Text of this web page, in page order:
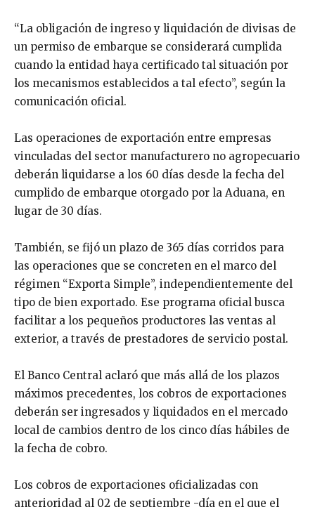
“La obligación de ingreso y liquidación de divisas de
un permiso de embarque se considerará cumplida
cuando la entidad haya certificado tal situación por
los mecanismos establecidos a tal efecto”, según la
comunicación oficial.
Las operaciones de exportación entre empresas
vinculadas del sector manufacturero no agropecuario
deberán liquidarse a los 60 días desde la fecha del
cumplido de embarque otorgado por la Aduana, en
lugar de 30 días.
También, se fijó un plazo de 365 días corridos para
las operaciones que se concreten en el marco del
régimen “Exporta Simple”, independientemente del
tipo de bien exportado. Ese programa oficial busca
facilitar a los pequeños productores las ventas al
exterior, a través de prestadores de servicio postal.
El Banco Central aclaró que más allá de los plazos
máximos precedentes, los cobros de exportaciones
deberán ser ingresados y liquidados en el mercado
local de cambios dentro de los cinco días hábiles de
la fecha de cobro.
Los cobros de exportaciones oficializadas con
anterioridad al 02 de septiembre -día en el que el